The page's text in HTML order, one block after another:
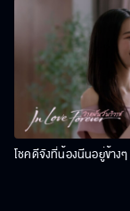
โชคดีจังที่น้องนีนอยู่ข้างๆ